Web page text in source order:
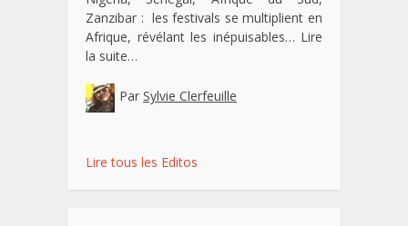
Zanzibar : les festivals se multiplient en
Afrique, révélant les inépuisables… Lire
la suite…
Par Sylvie Clerfeuille
Lire tous les Editos